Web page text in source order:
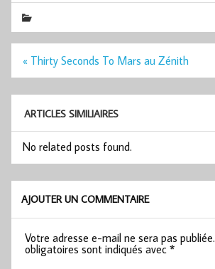
Navigation
« Thirty Seconds To Mars au Zénith
ARTICLES SIMILIAIRES
No related posts found.
AJOUTER UN COMMENTAIRE
Votre adresse e-mail ne sera pas publiée.
obligatoires sont indiqués avec*